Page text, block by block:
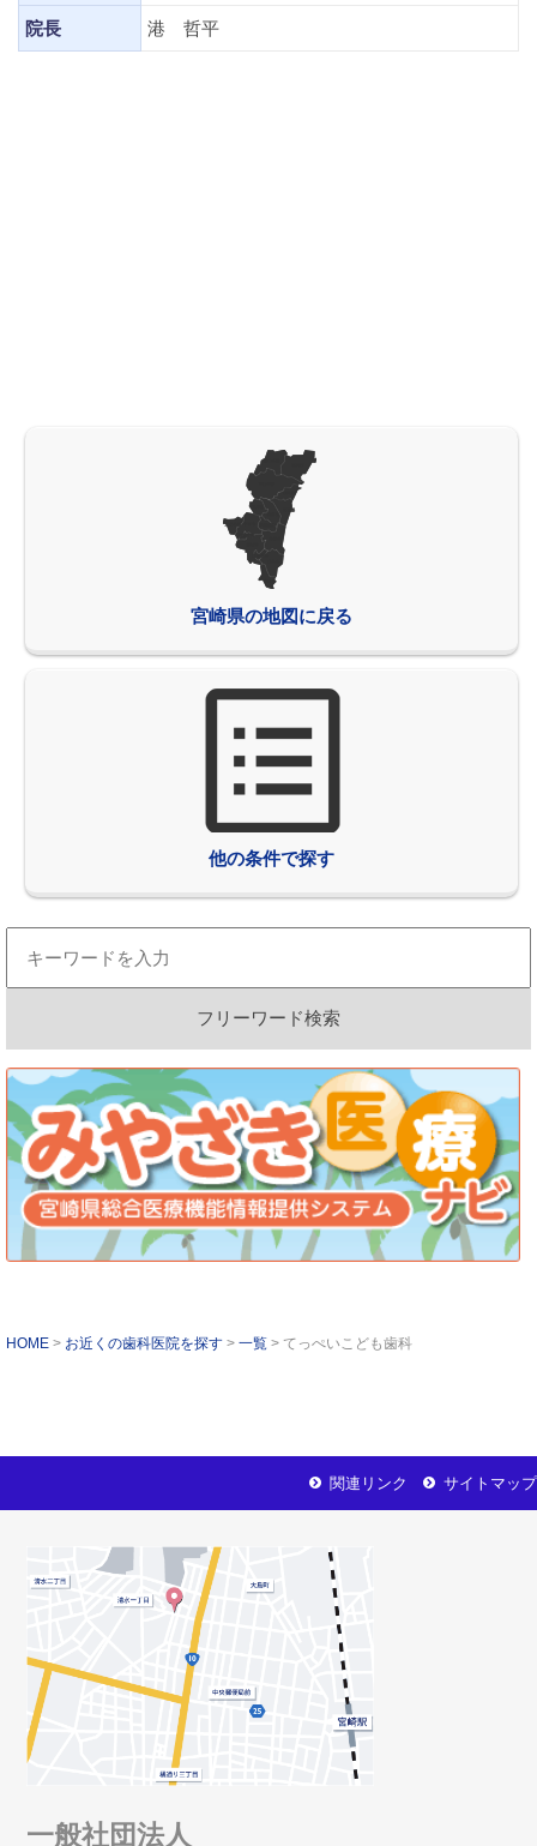
院長 港 哲平
宮崎県の地図に戻る
他の条件で探す
HOME お近くの歯科医院を探す 一覧 てっぺいこども歯科
サイトマップ
関連リンク
一般社団法人